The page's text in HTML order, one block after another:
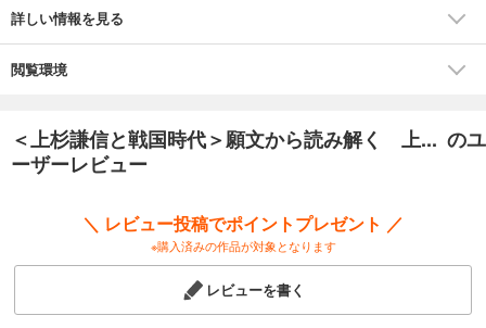
詳しい情報を見る
閲覧環境
＜上杉謙信と戦国時代＞願文から読み解く 上... のユ
ーザーレビュー
＼ レビュー投稿でポイントプレゼント ／
※購入済みの作品が対象となります
レビューを書く